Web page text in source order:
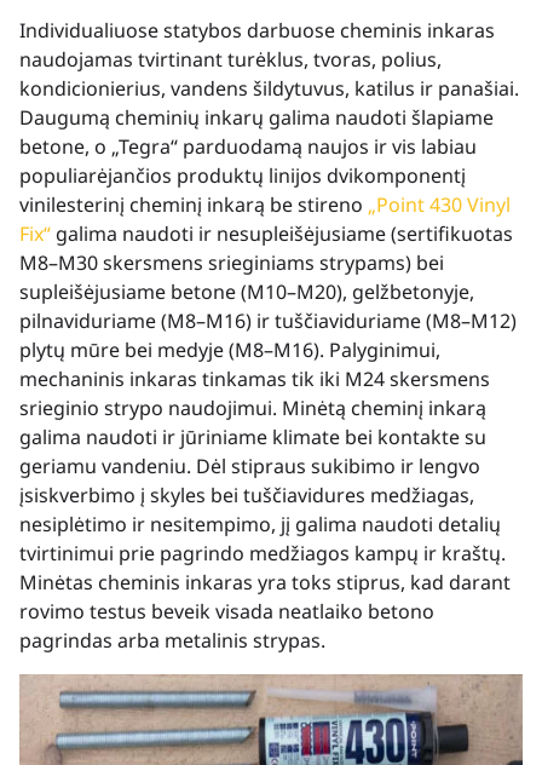
Individualiuose statybos darbuose cheminis inkaras
naudojamas tvirtinant turėklus, tvoras, polius,
kondicionierius, vandens šildytuvus, katilus ir panašiai.
Daugumą cheminių inkarų galima naudoti šlapiame
betone, o „Tegra“ parduodamą naujos ir vis labiau
populiarėjančios produktų linijos dvikomponentį
vinilesterinį cheminį inkarą be stireno „Point 430 Vinyl
Fix“ galima naudoti ir nesupleišėjusiame (sertifikuotas
M8–M30 skersmens srieginiams strypams) bei
supleišėjusiame betone (M10–M20), gelžbetonyje,
pilnaviduriame (M8–M16) ir tuščiaviduriame (M8–M12)
plytų mūre bei medyje (M8–M16). Palyginimui,
mechaninis inkaras tinkamas tik iki M24 skersmens
srieginio strypo naudojimui. Minėtą cheminį inkarą
galima naudoti ir jūriniame klimate bei kontakte su
geriamu vandeniu. Dėl stipraus sukibimo ir lengvo
įsiskverbimo į skyles bei tuščiavidures medžiagas,
nesiplėtimo ir nesitempimo, jį galima naudoti detalių
tvirtinimui prie pagrindo medžiagos kampų ir kraštų.
Minėtas cheminis inkaras yra toks stiprus, kad darant
rovimo testus beveik visada neatlaiko betono
pagrindas arba metalinis strypas.